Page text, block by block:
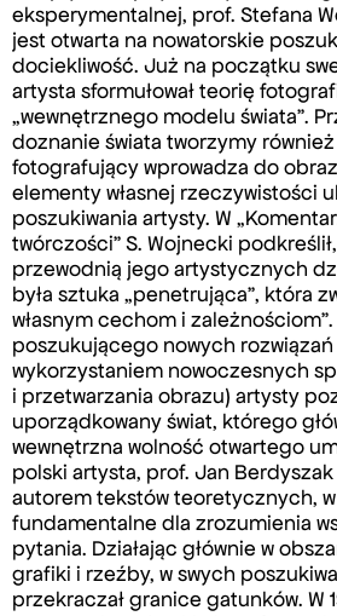
eksperymentalnej, prof. Stefana
jest otwarta na nowatorskie
dociekliwość. Już na początku
artysta sformułował teorię
„wewnętrznego modelu świata”.
doznanie świata tworzymy
fotografujący wprowadza do
elementy własnej rzeczywistości
poszukiwania artysty. W
twórczości” S. Wojnecki
przewodnią jego artystycznych
była sztuka „penetrująca”, która
własnym cechom i
poszukującego nowych
wykorzystaniem nowoczesnych
i przetwarzania obrazu) artysty
uporządkowany świat, którego
wewnętrzna wolność otwartego
polski artysta, prof. Jan Berdyszak
autorem tekstów teoretycznych,
fundamentalne dla zrozumienia
pytania. Działając głównie w
grafiki i rzeźby, w swych
przekraczał granice gatunków. W